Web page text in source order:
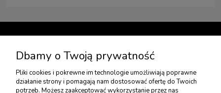
USŁUGI DODATKOWE
Dbamy o Twoją prywatność
Pliki cookies i pokrewne im technologie umożliwiają poprawne
działanie strony i pomagają nam dostosować ofertę do Twoich
potrzeb. Możesz zaakceptować wykorzystanie przez nas